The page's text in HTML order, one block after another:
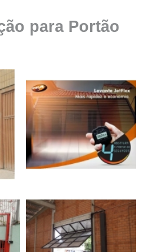
para Portão